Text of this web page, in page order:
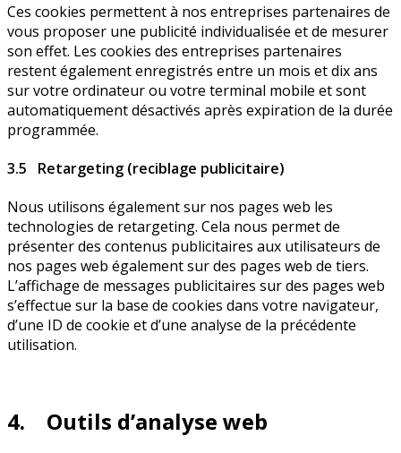
Ces cookies permettent à nos entreprises partenaires de
vous proposer une publicité individualisée et de mesurer
son effet. Les cookies des entreprises partenaires
restent également enregistrés entre un mois et dix ans
sur votre ordinateur ou votre terminal mobile et sont
automatiquement désactivés après expiration de la durée
programmée.
3.5 Retargeting (reciblage publicitaire)
Nous utilisons également sur nos pages web les
technologies de retargeting. Cela nous permet de
présenter des contenus publicitaires aux utilisateurs de
nos pages web également sur des pages web de tiers.
L’affichage de messages publicitaires sur des pages web
s’effectue sur la base de cookies dans votre navigateur,
d’une ID de cookie et d’une analyse de la précédente
utilisation.
4. Outils d’analyse web